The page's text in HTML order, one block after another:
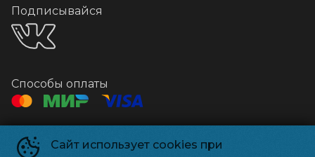
Сайт использует cookies при
Подписывайся
Способы оплаты
Контакты
Касса
+7 925-18-38499